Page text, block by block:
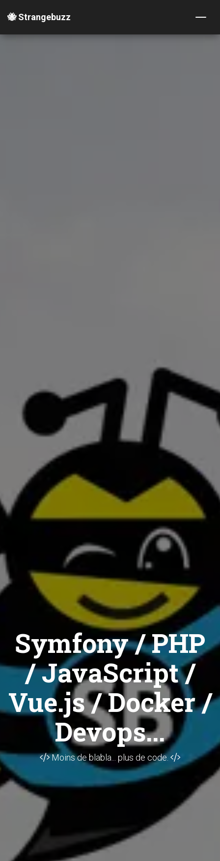
🐝 Strangebuzz
Symfony / PHP
/ JavaScript /
Vue.js / Docker /
Devops...
Moins de blabla... plus de code.